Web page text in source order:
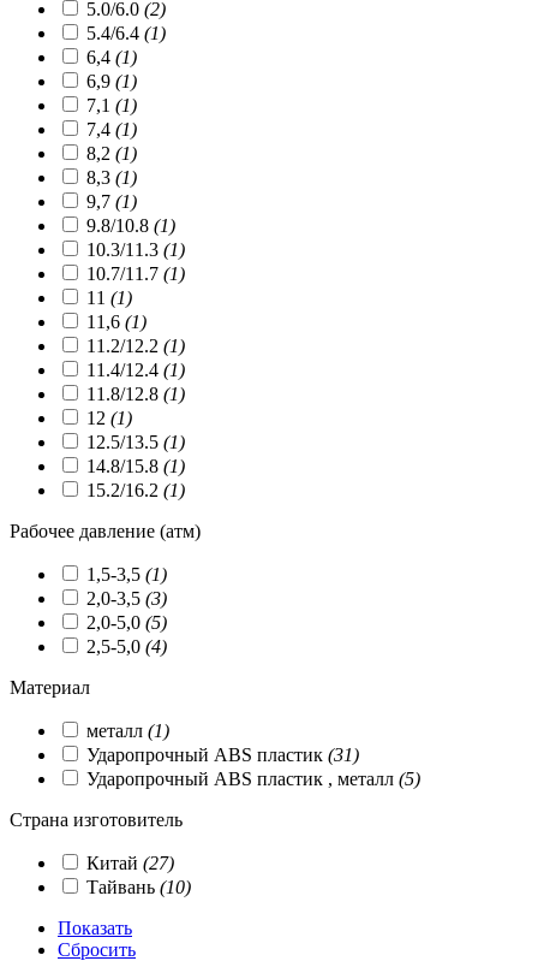
5.0/6.0 (2)
5.4/6.4 (1)
6,4 (1)
6,9 (1)
7,1 (1)
7,4 (1)
8,2 (1)
8,3 (1)
9,7 (1)
9.8/10.8 (1)
10.3/11.3 (1)
10.7/11.7 (1)
11 (1)
11,6 (1)
11.2/12.2 (1)
11.4/12.4 (1)
11.8/12.8 (1)
12 (1)
12.5/13.5 (1)
14.8/15.8 (1)
15.2/16.2 (1)
Рабочее давление (атм)
1,5-3,5 (1)
2,0-3,5 (3)
2,0-5,0 (5)
2,5-5,0 (4)
Материал
металл (1)
Ударопрочный ABS пластик (31)
Ударопрочный ABS пластик , металл (5)
Страна изготовитель
Китай (27)
Тайвань (10)
Показать
Сбросить